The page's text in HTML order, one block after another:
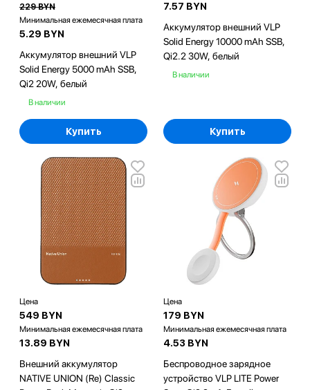
229 BYN
Минимальная ежемесячная плата
5.29 BYN
Аккумулятор внешний VLP
Solid Energy 5000 mAh SSB,
Qi2 20W, белый
В наличии
Купить
7.57 BYN
Аккумулятор внешний VLP
Solid Energy 10000 mAh SSB,
Qi2.2 30W, белый
В наличии
Купить
Цена
549 BYN
Минимальная ежемесячная плата
13.89 BYN
Внешний аккумулятор
NATIVE UNION (Re) Classic
Цена
179 BYN
Минимальная ежемесячная плата
4.53 BYN
Беспроводное зарядное
устройство VLP LITE Power